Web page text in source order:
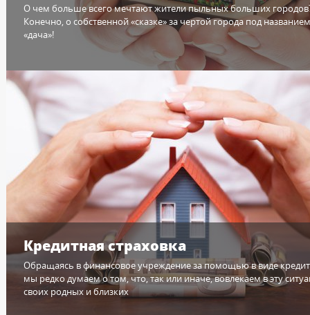
О чем больше всего мечтают жители пыльных больших
Конечно, о собственной «сказке» за чертой города под названием
«дача»!
Кредитная страховка
Обращаясь в финансовое учреждение за помощью в виде
мы редко думаем о том, что, так или иначе, вовлекаем в эту
своих родных и близких